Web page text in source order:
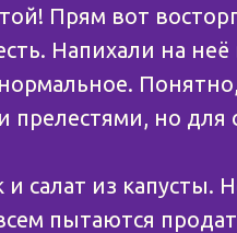
Прям вот
Напихали на неё
но для
салат из капусты.
пытаются